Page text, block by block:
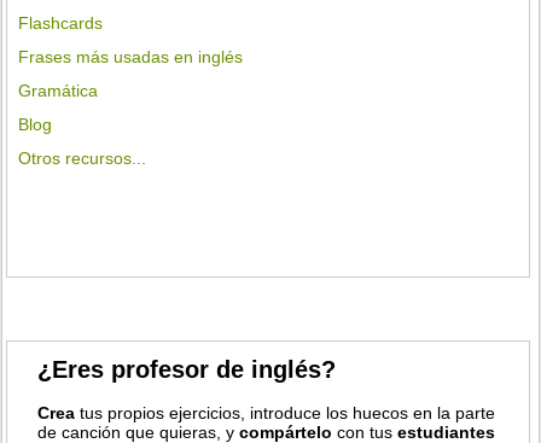
Flashcards
Frases más usadas en inglés
Gramática
Blog
Otros recursos...
¿Eres profesor de inglés?
Crea tus propios ejercicios, introduce los huecos en la parte
de canción que quieras, ycompártelo con tusestudiantes